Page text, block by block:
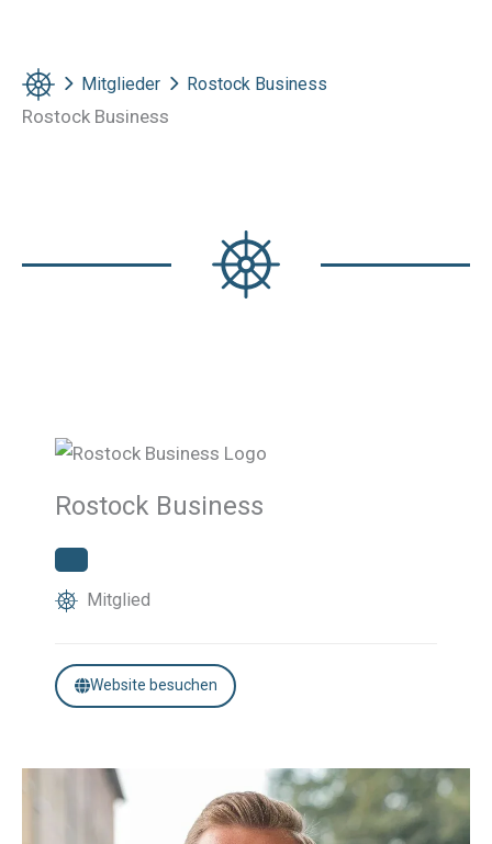
Mitglieder Rostock Business
Rostock Business
Rostock Business
Mitglied
Website besuchen